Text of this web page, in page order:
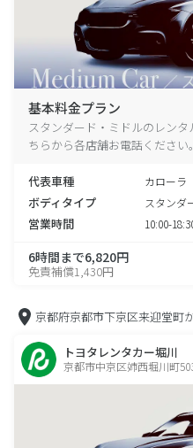
基本料金プラン
スタンダード・ミドルのレン
ちらから各店舗お電話ください。
代表車種 カロー
ボディタイプ スタンダ
営業時間 10:00-
6時間まで6,820円
免責補償1,430円
京都府京都市下京区来迎堂町
トヨタレンタカー堀川
京都市中京区姉西堀川町